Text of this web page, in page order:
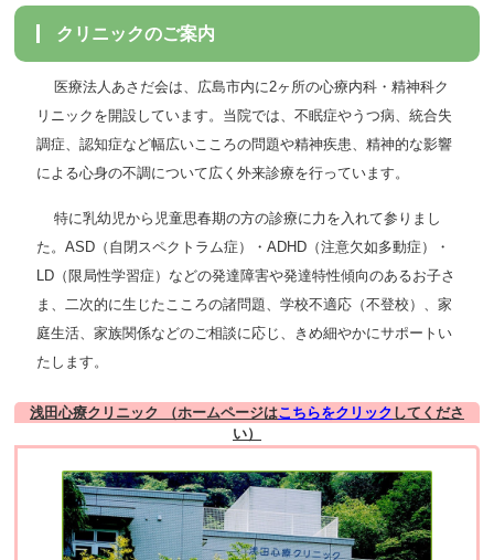
クリニックのご案内
医療法人あさだ会は、広島市内に2ヶ所の心療内科・精神科ク
リニックを開設しています。当院では、不眠症やうつ病、統合失
調症、認知症など幅広いこころの問題や精神疾患、精神的な影響
による心身の不調について広く外来診療を行っています。
特に乳幼児から児童思春期の方の診療に力を入れて参りまし
た。ASD（自閉スペクトラム症）・ADHD（注意欠如多動症）・
LD（限局性学習症）などの発達障害や発達特性傾向のあるお子さ
ま、二次的に生じたこころの諸問題、学校不適応（不登校）、家
庭生活、家族関係などのご相談に応じ、きめ細やかにサポートい
たします。
浅田心療クリニック （ホームページはこちらをクリック してくださ
い）